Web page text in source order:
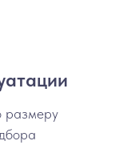
размеру